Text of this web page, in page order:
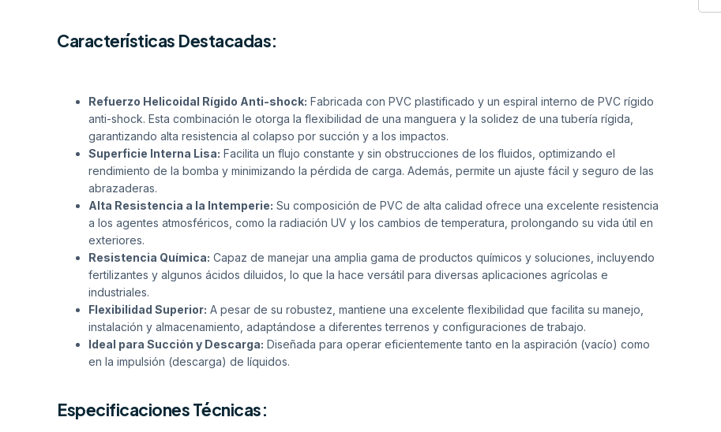
Características Destacadas:
Refuerzo Helicoidal Rígido Anti-shock: Fabricada con PVC plastificado y un espiral interno de PVC rígido
anti-shock. Esta combinación le otorga la flexibilidad de una manguera y la solidez de una tubería rígida,
garantizando alta resistencia al colapso por succión y a los impactos.
Superficie Interna Lisa: Facilita un flujo constante y sin obstrucciones de los fluidos, optimizando el
rendimiento de la bomba y minimizando la pérdida de carga. Además, permite un ajuste fácil y seguro de las
abrazaderas.
Alta Resistencia a la Intemperie: Su composición de PVC de alta calidad ofrece una excelente resistencia
a los agentes atmosféricos, como la radiación UV y los cambios de temperatura, prolongando su vida útil en
exteriores.
Resistencia Química: Capaz de manejar una amplia gama de productos químicos y soluciones, incluyendo
fertilizantes y algunos ácidos diluidos, lo que la hace versátil para diversas aplicaciones agrícolas e
industriales.
Flexibilidad Superior: A pesar de su robustez, mantiene una excelente flexibilidad que facilita su manejo,
instalación y almacenamiento, adaptándose a diferentes terrenos y configuraciones de trabajo.
Ideal para Succión y Descarga: Diseñada para operar eficientemente tanto en la aspiración (vacío) como
en la impulsión (descarga) de líquidos.
Especificaciones Técnicas: